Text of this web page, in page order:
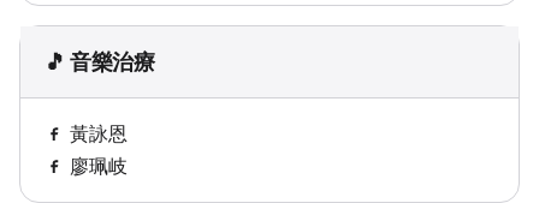
🎵 音樂治療
黃詠恩
廖珮岐